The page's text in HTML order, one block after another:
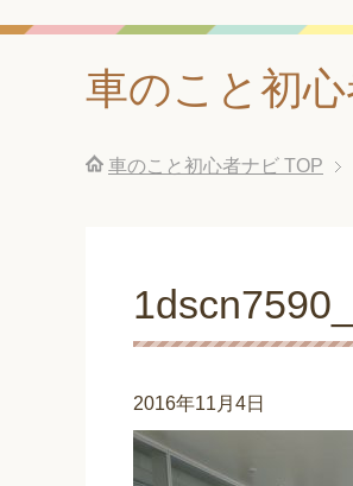
車のこと初
車のこと初心者ナビ TOP
2016年11月4日